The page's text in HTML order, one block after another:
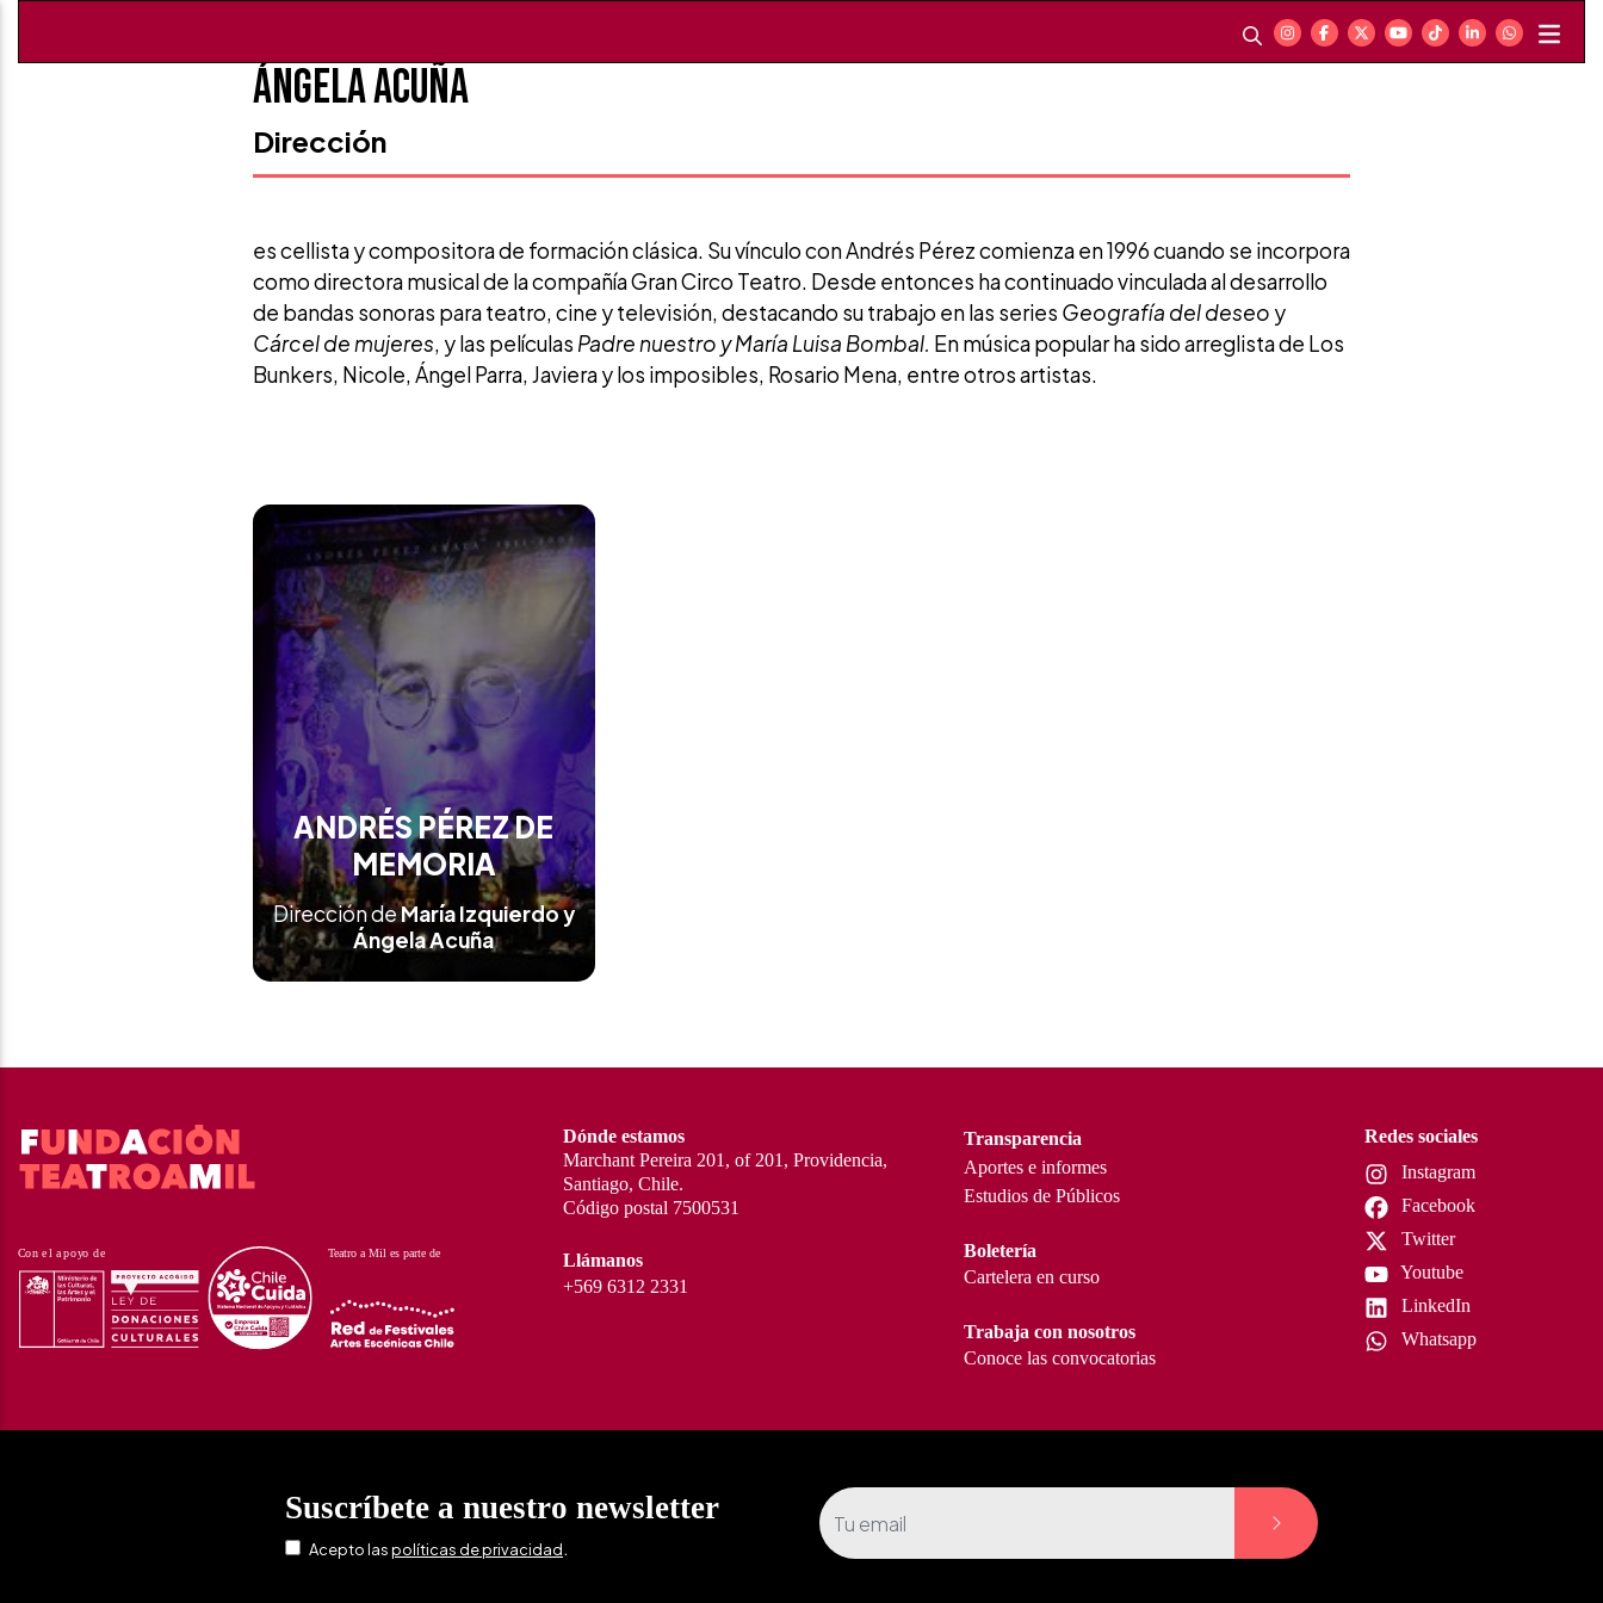
Ángela Acuña
Dirección
es cellista y compositora de formación clásica. Su vínculo con Andrés Pérez comienza en 1996 cuando se incorpora
como directora musical de la compañía Gran Circo Teatro. Desde entonces ha continuado vinculada al desarrollo
de bandas sonoras para teatro, cine y televisión, destacando su trabajo en las series Geografía del deseo y
Cárcel de mujeres, y las películas Padre nuestro y María Luisa Bombal. En música popular ha sido arreglista de Los
Bunkers, Nicole, Ángel Parra, Javiera y los imposibles, Rosario Mena, entre otros artistas.
ANDRÉS PÉREZ DE
MEMORIA
Dirección deMaría Izquierdo y
Ángela Acuña
Dónde estamos
Marchant Pereira 201, of 201, Providencia,
Santiago, Chile.
Código postal 7500531
Llámanos
+569 6312 2331
Transparencia
Aportes e informes
Estudios de Públicos
Boletería
Cartelera en curso
Trabaja con nosotros
Conoce las convocatorias
Redes sociales
Instagram
Facebook
Twitter
Youtube
LinkedIn
Whatsapp
Suscríbete a nuestro newsletter
Acepto laspolíticas de privacidad.